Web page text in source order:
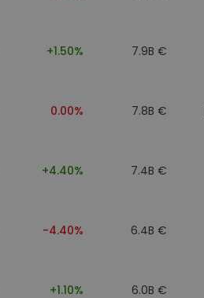
+1.50% 7.9B €
0.00% 7.8B €
+4.40% 7.4B €
-4.40% 6.4B €
+1.10% 6.0B €